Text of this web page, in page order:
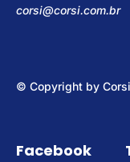
corsi@corsi.com.br
© Copyright by
Facebook